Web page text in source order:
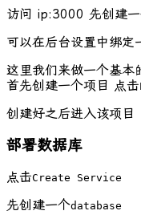
访问 ip:3000 先创建
可以在后台设置中绑定
这里我们来做一个基
首先创建一个项目 点击
创建好之后进入该项目
部署数据库
点击Create Service
先创建一个database